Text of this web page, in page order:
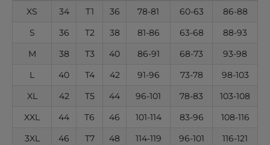
XS
34 T1 36 78-81 60-63
86-88
S
36 T2 38 81-86 63-68
88-93
M
38 T3 40 86-91 68-73
93-98
L
40 T4 42 91-96 73-78
98-103
XL
42 T5 44 96-101 78-83
103-108
XXL
44 T6 46 101-114 83-96
108-116
3XL
46 T7 48 114-119 96-101
116-121